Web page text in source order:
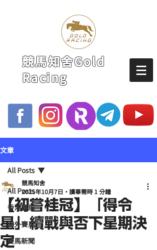
競馬知舍Gold
Racing
文章
All Posts
香港賽馬
海外賽馬
賽馬新聞
All Posts
【初嘗桂冠】「得令
星」續戰與否下星期決
定
競馬知舍
2025年10月7日
讀畢需時 1 分鐘